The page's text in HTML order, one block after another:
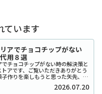
ています
リアでチョコチップがない
用８選
でチョコチップがない時の解決策と
アです、ご覧いただきありがとう
作りを楽しもうと思った矢先、セ
プが「ない！」と困ったことはあり
も、クッキーを焼こうとした日...
2026.07.20